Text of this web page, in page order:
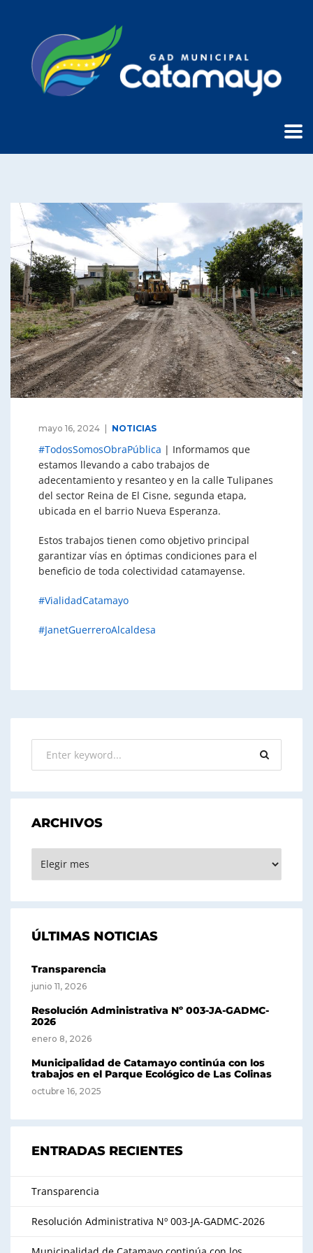
mayo 16, 2024 NOTICIAS
#TodosSomosObraPública | Informamos que
estamos llevando a cabo trabajos de
adecentamiento y resanteo y en la calle Tulipanes
del sector Reina de El Cisne, segunda etapa,
ubicada en el barrio Nueva Esperanza.
Estos trabajos tienen como objetivo principal
garantizar vías en óptimas condiciones para el
beneficio de toda colectividad catamayense.
#VialidadCatamayo
#JanetGuerreroAlcaldesa
ARCHIVOS
ÚLTIMAS NOTICIAS
Transparencia
junio 11, 2026
Resolución Administrativa Nº 003-JA-GADMC-
2026
enero 8, 2026
Municipalidad de Catamayo continúa con los
trabajos en el Parque Ecológico de Las Colinas
octubre 16, 2025
ENTRADAS RECIENTES
Transparencia
Resolución Administrativa Nº 003-JA-GADMC-2026